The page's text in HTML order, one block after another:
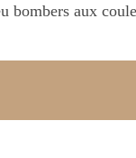
bombers aux